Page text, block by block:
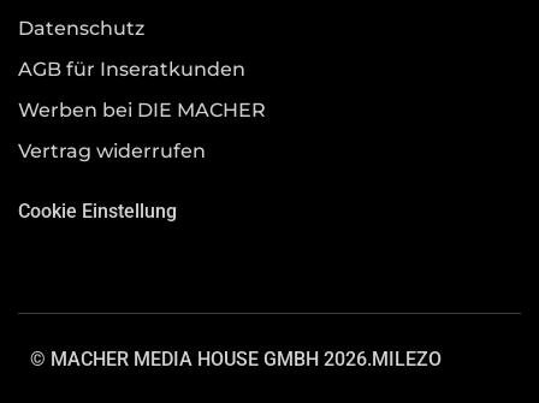
Datenschutz
AGB für Inseratkunden
Werben bei DIE MACHER
Vertrag widerrufen
Cookie Einstellung
© MACHER MEDIA HOUSE GMBH 2026.MILEZO